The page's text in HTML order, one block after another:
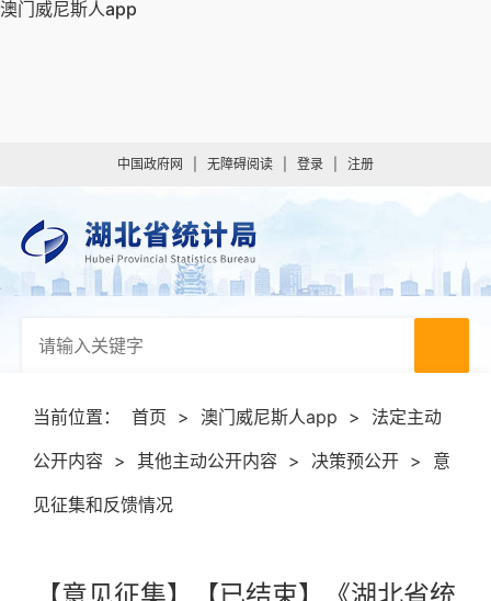
澳门威尼斯人app
中国政府网 无障碍阅读 登录 注册
当前位置： 首页 > 澳门威尼斯人app >
法定主动
公开内容 > 其他主动公开内容 > 决策预公开 >
意
见征集和反馈情况